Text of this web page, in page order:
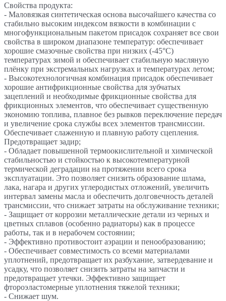
Свойства продукта:
- Маловязкая синтетическая основа высочайшего качества со
стабильно высоким индексом вязкости в комбинации с
многофункциональным пакетом присадок сохраняет все свои
свойства в широком диапазоне температур: обеспечивает
хорошие смазочные свойства при низких (-45°C)
температурах зимой и обеспечивает стабильную масляную
плёнку при экстремальных нагрузках и температурах летом;
- Высокотехнологичная комбинация присадок обеспечивает
хорошие антифрикционные свойства для зубчатых
зацеплений и необходимые фрикционные свойства для
фрикционных элементов, что обеспечивает существенную
экономию топлива, плавное без рывков переключение передач
и увеличение срока службы всех элементов трансмиссии.
Обеспечивает слаженную и плавную работу сцепления.
Предотвращает задир;
- Обладает повышенной термоокислительной и химической
стабильностью и стойкостью к высокотемпературной
термической деградации на протяжении всего срока
эксплуатации. Это позволяет снизить образование шлама,
лака, нагара и других углеродистых отложений, увеличить
интервал замены масла и обеспечить долговечность деталей
трансмиссии, что снижает затраты на обслуживание техники;
- Защищает от коррозии металлические детали из черных и
цветных сплавов (особенно радиаторы) как в процессе
работы, так и в нерабочем состоянии;
- Эффективно противостоит аэрации и пенообразованию;
- Обеспечивает совместимость со всеми материалами
уплотнений, предотвращает их разбухание, затвердевание и
усадку, что позволяет снизить затраты на запчасти и
предотвращает утечки. Эффективно защищает
фтороэластомерные уплотнения тяжелой техники;
- Снижает шум.